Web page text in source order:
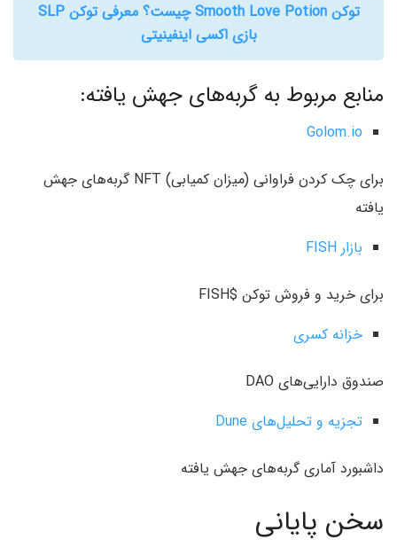
توکن Smooth Love Potion چیست؟ معرفی توکن SLP
بازی اکسی اینفینیتی
منابع مربوط به گربه‌های جهش یافته:
Golom.io
برای چک کردن فراوانی (میزان کمیابی) NFT گربه‌های جهش
یافته
بازار FISH
برای خرید و فروش توکن $FISH
خزانه کسری
صندوق دارایی‌های DAO
تجزیه و تحلیل‌های Dune
داشبورد آماری گربه‌های جهش یافته
سخن پایانی